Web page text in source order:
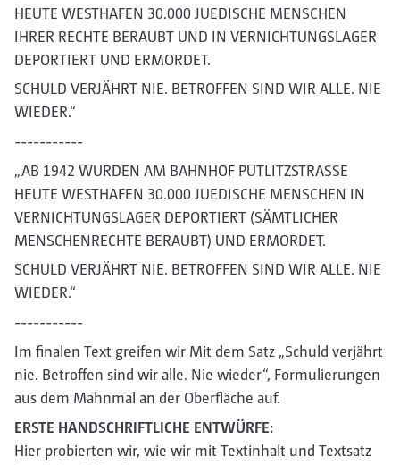
HEUTE WESTHAFEN 30.000 JUEDISCHE MENSCHEN
IHRER RECHTE BERAUBT UND IN VERNICHTUNGSLAGER
DEPORTIERT UND ERMORDET.
SCHULD VERJÄHRT NIE. BETROFFEN SIND WIR ALLE. NIE
WIEDER.“
-----------
„AB 1942 WURDEN AM BAHNHOF PUTLITZSTRASSE
HEUTE WESTHAFEN 30.000 JUEDISCHE MENSCHEN IN
VERNICHTUNGSLAGER DEPORTIERT (SÄMTLICHER
MENSCHENRECHTE BERAUBT) UND ERMORDET.
SCHULD VERJÄHRT NIE. BETROFFEN SIND WIR ALLE. NIE
WIEDER.“
-----------
Im finalen Text greifen wir Mit dem Satz „Schuld verjährt
nie. Betroffen sind wir alle. Nie wieder“, Formulierungen
aus dem Mahnmal an der Oberfläche auf.
ERSTE HANDSCHRIFTLICHE ENTWÜRFE:
Hier probierten wir, wie wir mit Textinhalt und Textsatz